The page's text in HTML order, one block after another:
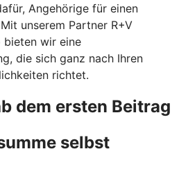
Angehörige für einen
unserem Partner R+V
bieten wir eine
die sich ganz nach Ihren
richtet.
dem ersten Beitrag
selbst